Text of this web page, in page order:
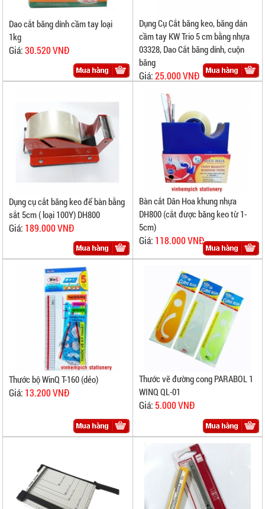
Dao cắt băng dính cầm tay loại
1kg
Giá:30.520 VNĐ
Dụng Cụ Cắt băng keo, băng dán
cầm tay KW Trio 5 cm bằng nhựa
03328, Dao Cắt băng dính, cuộn
băng
Giá:25.000 VNĐ
Dụng cụ cắt băng keo để bàn bằng
sắt 5cm ( loại 100Y) DH800
Giá: 189.000 VNĐ
Bàn cắt Dân Hoa khung nhựa
DH800 (cắt được băng keo từ 1-
5cm)
Giá: 118.000 VNĐ
Thước bộ WinQ T-160 (dẻo)
Giá: 13.200 VNĐ
Thước vẽ đường cong PARABOL 1
WINQ QL-01
Giá: 5.000 VNĐ